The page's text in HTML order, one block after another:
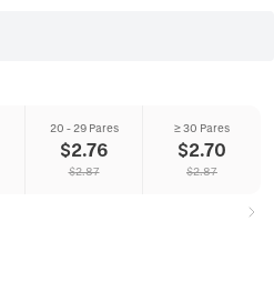
20 - 29 Pares
$2.76
$2.87
≥ 30 Pares
$2.70
$2.87